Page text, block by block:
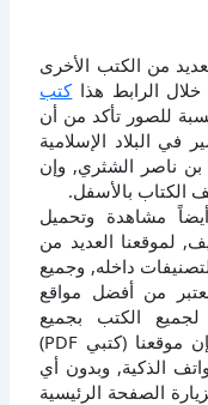
من الكتب الأخرى
الرابط هذاكتب
للصور تأكد من أن
البلاد الإسلامية
بن ناصر الشثري, وإن
الكتاب بالأسفل.
مشاهدة وتحميل
لموقعنا العديد من
داخله, وجميع
كما وأننا نعتبر من أفضل مواقع
الكتب بجميع
تخصصاتها, وبالنسبة لتصفح الموقع, فإن موقعنا (كتبي PDF)
الذكية, وبدون أي
الصفحة الرئيسية